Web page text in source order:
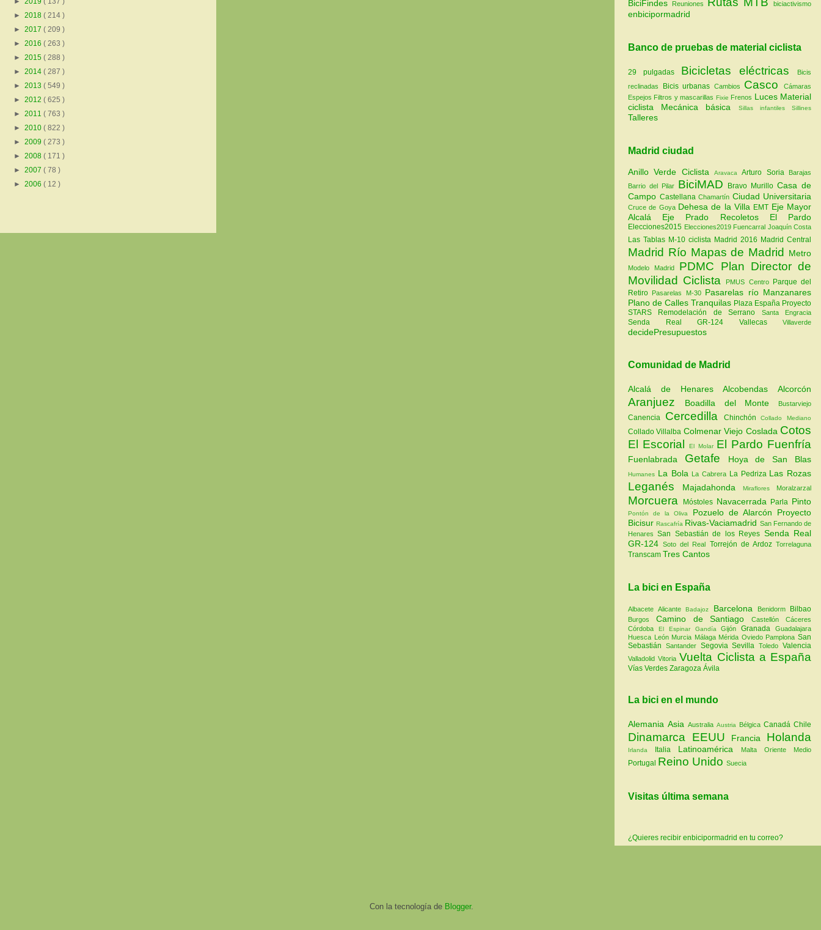
► 2018 ( 214 )
► 2017 ( 209 )
► 2016 ( 263 )
► 2015 ( 288 )
► 2014 ( 287 )
► 2013 ( 549 )
► 2012 ( 625 )
► 2011 ( 763 )
► 2010 ( 822 )
► 2009 ( 273 )
► 2008 ( 171 )
► 2007 ( 78 )
► 2006 ( 12 )
BiciFindes
Reuniones biciactivismo
enbicipormadrid
Banco de pruebas de material ciclista
29 pulgadas Bicicletas eléctricas
Bicis
reclinadas
Bicis urbanas Cambios Casco
Cámaras
Espejos Filtros y mascarillas Fixie Frenos Luces Material
ciclista
Mecánica básica Sillas infantiles Sillines
Talleres
Madrid ciudad
Anillo Verde Ciclista AravacaArturo Soria
Barajas
Barrio del Pilar BiciMAD Bravo MurilloCasa de
Campo Castellana Chamartín Ciudad Universitaria
Cruce de Goya Dehesa de la Villa EMT Eje Mayor
Alcalá Eje Prado Recoletos El Pardo
Elecciones2015 Elecciones2019 Fuencarral Joaquín Costa
Las Tablas M-10 ciclista Madrid 2016 Madrid Central
Madrid Río Mapas de Madrid Metro
Modelo Madrid PDMC Plan Director de
Movilidad Ciclista
PMUS Centro Parque del
Retiro Pasarelas M-30 Pasarelas río Manzanares
Plano de Calles Tranquilas Plaza España Proyecto
STARS Remodelación de Serrano Santa Engracia
Senda Real GR-124 Vallecas Villaverde
decidePresupuestos
Comunidad de Madrid
Alcalá de HenaresAlcobendas Alcorcón
Aranjuez Boadilla del Monte Bustarviejo
Canencia Cercedilla ChinchónCollado Mediano
Collado Villalba Colmenar Viejo Coslada Cotos
El EscorialEl Molar El Pardo Fuenfría
Fuenlabrada Getafe Hoya de San Blas
Humanes La Bola La Cabrera La Pedriza Las Rozas
Leganés Majadahonda Miraflores Moralzarzal
Morcuera Móstoles Navacerrada Parla Pinto
Pontón de la Oliva Pozuelo de Alarcón Proyecto
BicisurRascafría Rivas-Vaciamadrid San Fernando de
HenaresSan Sebastián de los Reyes Senda Real
GR-124Soto del Real Torrejón de ArdozTorrelaguna
Transcam Tres Cantos
La bici en España
AlbaceteAlicanteBadajoz Barcelona Benidorm Bilbao
Burgos Camino de SantiagoCastellónCáceres
Córdoba El Espinar GandíaGijónGranadaGuadalajara
Huesca León Murcia Málaga Mérida Oviedo PamplonaSan
Sebastián Santander SegoviaSevillaToledoValencia
ValladolidVitoria Vuelta Ciclista a España
Vías Verdes Zaragoza Ávila
La bici en el mundo
Alemania Asia Australia Austria Bélgica Canadá Chile
Dinamarca EEUU Francia Holanda
Irlanda Italia Latinoamérica Malta Oriente Medio
Portugal Reino Unido Suecia
Visitas última semana
¿Quieres recibir enbicipormadrid en tu correo?
Con la tecnología de Blogger.